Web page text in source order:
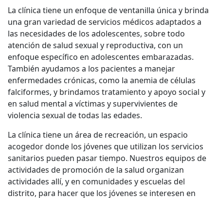
La clínica tiene un enfoque de ventanilla única y brinda
una gran variedad de servicios médicos adaptados a
las necesidades de los adolescentes, sobre todo
atención de salud sexual y reproductiva, con un
enfoque específico en adolescentes embarazadas.
También ayudamos a los pacientes a manejar
enfermedades crónicas, como la anemia de células
falciformes, y brindamos tratamiento y apoyo social y
en salud mental a víctimas y supervivientes de
violencia sexual de todas las edades.
La clínica tiene un área de recreación, un espacio
acogedor donde los jóvenes que utilizan los servicios
sanitarios pueden pasar tiempo. Nuestros equipos de
actividades de promoción de la salud organizan
actividades allí, y en comunidades y escuelas del
distrito, para hacer que los jóvenes se interesen en